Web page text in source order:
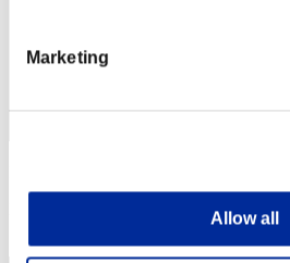
Marketing
Allow all